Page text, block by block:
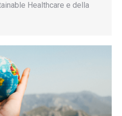
Healthcare e della